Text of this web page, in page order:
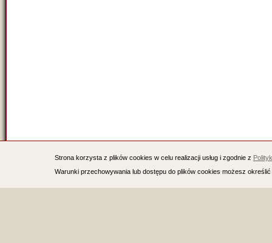
Strona korzysta z plików cookies w celu realizacji usług i zgodnie z
Warunki przechowywania lub dostępu do plików cookies możesz